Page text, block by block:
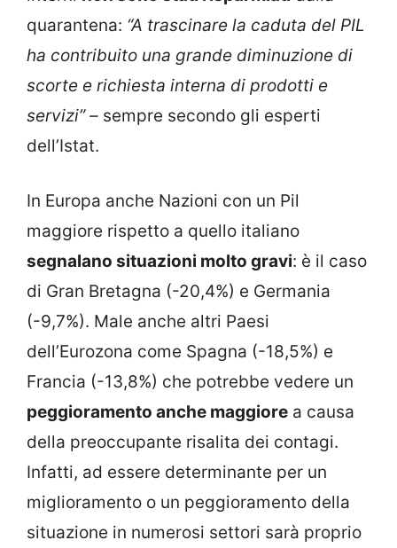
quarantena: “A trascinare la caduta del PIL
ha contribuito una grande diminuzione di
scorte e richiesta interna di prodotti e
servizi” – sempre secondo gli esperti
dell’Istat.
In Europa anche Nazioni con un Pil
maggiore rispetto a quello italiano
segnalano situazioni molto gravi: è il caso
di Gran Bretagna (-20,4%) e Germania
(-9,7%). Male anche altri Paesi
dell’Eurozona come Spagna (-18,5%) e
Francia (-13,8%) che potrebbe vedere un
peggioramento anche maggiore a causa
della preoccupante risalita dei contagi.
Infatti, ad essere determinante per un
miglioramento o un peggioramento della
situazione in numerosi settori sarà proprio